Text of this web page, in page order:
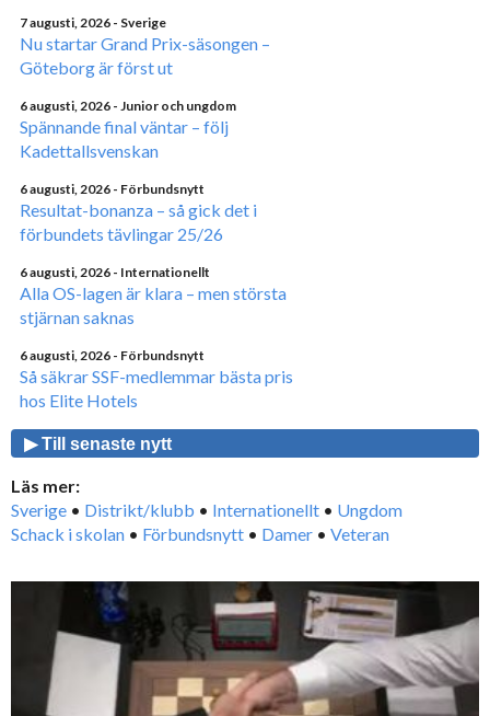
7 augusti, 2026 - Sverige
Nu startar Grand Prix-säsongen –
Göteborg är först ut
6 augusti, 2026 - Junior och ungdom
Spännande final väntar – följ
Kadettallsvenskan
6 augusti, 2026 - Förbundsnytt
Resultat-bonanza – så gick det i
förbundets tävlingar 25/26
6 augusti, 2026 - Internationellt
Alla OS-lagen är klara – men största
stjärnan saknas
6 augusti, 2026 - Förbundsnytt
Så säkrar SSF-medlemmar bästa pris
hos Elite Hotels
▶ Till senaste nytt
Läs mer:
Sverige • Distrikt/klubb • Internationellt • Ungdom
Schack i skolan • Förbundsnytt • Damer • Veteran